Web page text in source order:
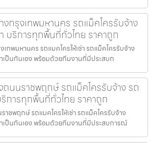
งกรุงเทพมหานคร รถแม็คโครรับจ้าง
บริการทุกพื้นที่ทั่วไทย ราคาถูก
ทพมหานคร รถแมคโครให้เช่า รถแม็คโครรับจ้าง
เป็นกันเอง พร้อมด้วยทีมงานที่มีประสบก
ถนนราชพฤกษ์ รถแม็คโครรับจ้าง รถ
ริการทุกพื้นที่ทั่วไทย ราคาถูก
าชพฤกษ์ รถแมคโครให้เช่า รถแม็คโครรับจ้าง
าเป็นกันเอง พร้อมด้วยทีมงานที่มีประสบการณ์